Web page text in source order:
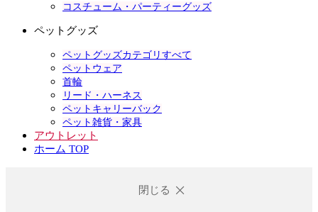
コスチューム・パーティーグッズ
ペットグッズ
ペットグッズカテゴリすべて
ペットウェア
首輪
リード・ハーネス
ペットキャリーバック
ペット雑貨・家具
アウトレット
ホーム TOP
閉じる